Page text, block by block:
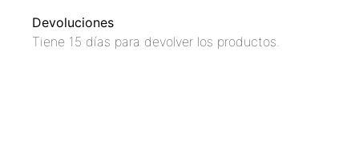
Devoluciones
Tiene 15 días para devolver los productos.